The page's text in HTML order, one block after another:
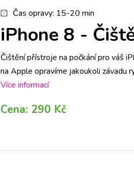
Čas opravy: 15-20 min
iPhone 8 -
Čištění přístroje na počkání pro váš
na Apple opravíme jakoukoli závadu
iLoveServis po celé ČR máme velké
Více informací
Cena: 290 Kč